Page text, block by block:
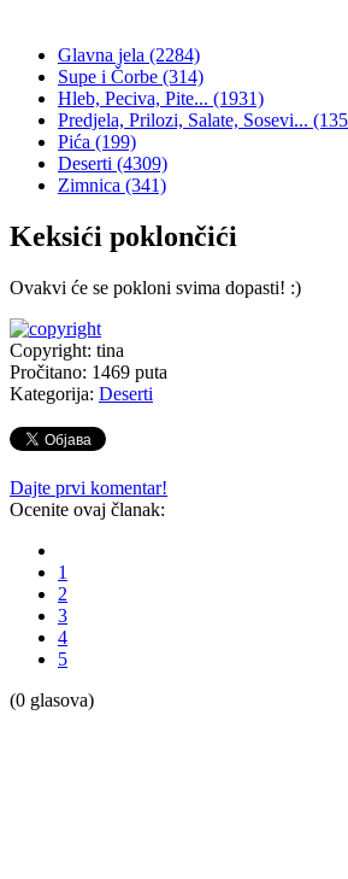
Glavna jela (2284)
Supe i Čorbe (314)
Hleb, Peciva, Pite... (1931)
Predjela, Prilozi, Salate, Sosevi...
Pića (199)
Deserti (4309)
Zimnica (341)
Keksići poklončići
Ovakvi će se pokloni svima dopasti! :)
Copyright: tina
Pročitano: 1469 puta
Kategorija: Deserti
Dajte prvi komentar!
Ocenite ovaj članak:
1
2
3
4
5
(0 glasova)